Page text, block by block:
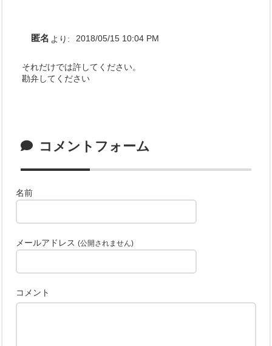
匿名 より: 2018/05/15 10:04 PM
それだけでは許してください。
勘弁してください
コメントフォーム
名前
メールアドレス(公開されません)
コメント